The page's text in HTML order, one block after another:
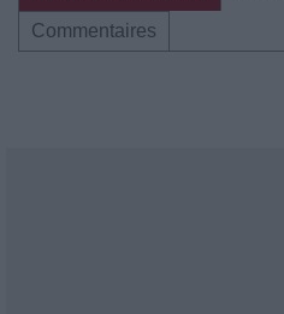
Commentaires